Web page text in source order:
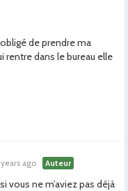
de prendre ma
rentre dans le bureau elle
years ago Auteur
vous ne m’aviez pas déjà